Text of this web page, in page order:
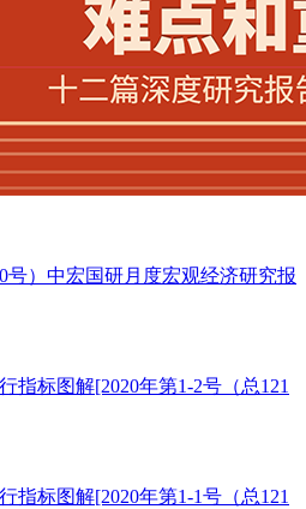
号）中宏国研月度宏观经济研究报
指标图解[2020年第1-2号（总121
指标图解[2020年第1-1号（总121